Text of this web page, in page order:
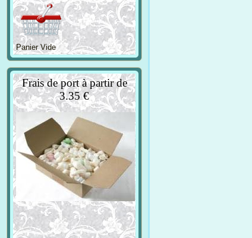
Panier Vide
Frais de port à partir de
3.35 €